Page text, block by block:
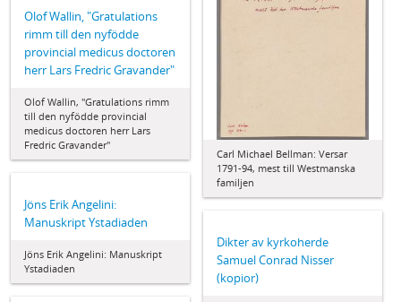
Carl Michael Bellman: Versar
1791-94, mest till Westmanska
familjen
Olof Wallin, "Gratulations
rimm till den nyfödde
provincial medicus doctoren
herr Lars Fredric Gravander"
Olof Wallin, "Gratulations rimm
till den nyfödde provincial
medicus doctoren herr Lars
Fredric Gravander"
Jöns Erik Angelini:
Manuskript Ystadiaden
Jöns Erik Angelini: Manuskript
Ystadiaden
Dikter av kyrkoherde
Samuel Conrad Nisser
(kopior)